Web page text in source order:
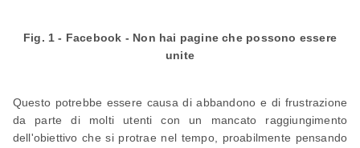
Fig. 1 - Facebook - Non hai pagine che possono essere
unite
Questo potrebbe essere causa di abbandono e di frustrazione
da parte di molti utenti con un mancato raggiungimento
dell'obiettivo che si protrae nel tempo, proabilmente pensando